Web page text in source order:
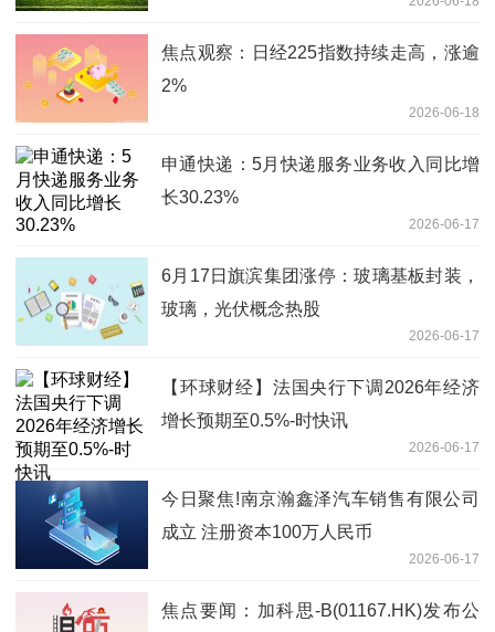
焦点观察：日经225指数持续走高，涨逾
2%
2026-06-18
申通快递：5月快递服务业务收入同比增
长30.23%
2026-06-17
6月17日旗滨集团涨停：玻璃基板封装，
玻璃，光伏概念热股
2026-06-17
【环球财经】法国央行下调2026年经济
增长预期至0.5%-时快讯
2026-06-17
今日聚焦!南京瀚鑫泽汽车销售有限公司
成立 注册资本100万人民币
2026-06-17
焦点要闻：加科思-B(01167.HK)发布公